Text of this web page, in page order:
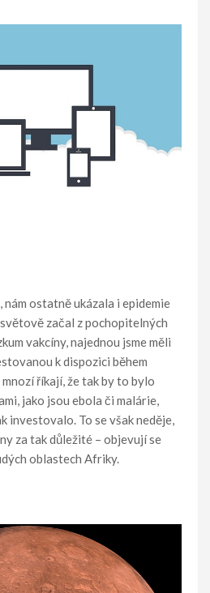
nám ostatně ukázala i epidemie
začal z pochopitelných
vakcíny, najednou jsme měli
k dispozici během
říkají, že tak by to bylo
jako jsou ebola či malárie,
investovalo. To se však neděje,
za tak důležité – objevují se
oblastech Afriky.